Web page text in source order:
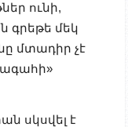
ունի,
գրեթե մեկ
մտադիր չէ
սկսվել է